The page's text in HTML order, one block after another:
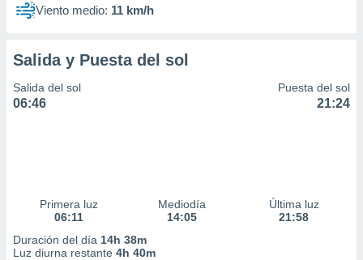
Viento medio: 11 km/h
Salida y Puesta del sol
Salida del sol
06:46
Puesta del sol
21:24
Primera luz
06:11
Mediodía
14:05
Última luz
21:58
Duración del día 14h 38m
Luz diurna restante 4h 40m